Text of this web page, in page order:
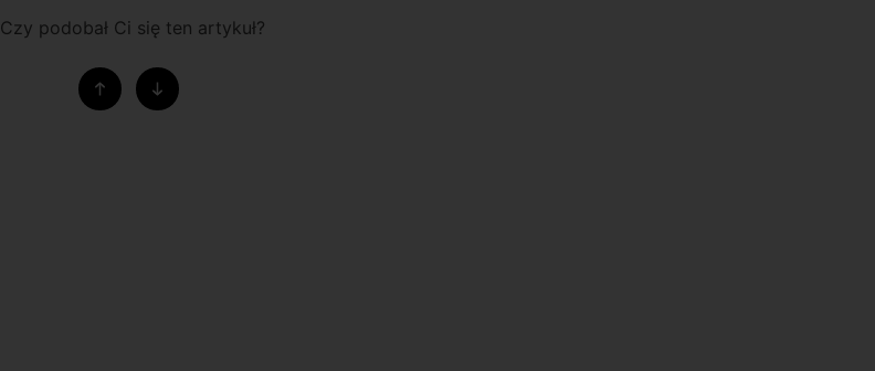
Czy podobał Ci się ten artykuł?